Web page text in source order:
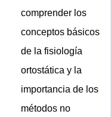
comprender los
conceptos básicos
de la fisiología
ortostática y la
importancia de los
métodos no